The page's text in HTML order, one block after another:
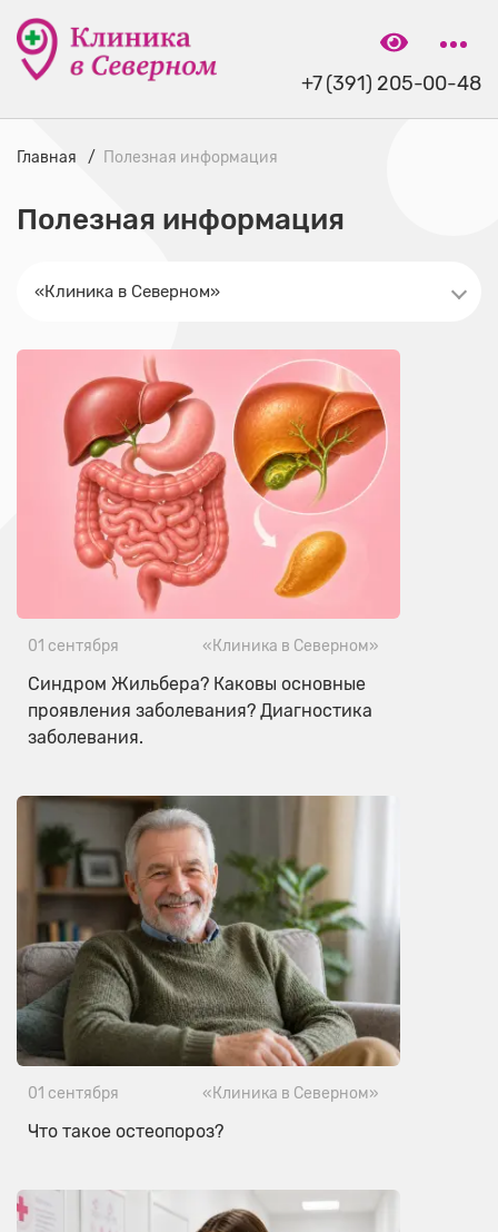
+7 (391) 205-00-48
Главная Полезная информация
Полезная информация
01 сентября «Клиника в Северном»
Синдром Жильбера? Каковы основные
проявления заболевания? Диагностика
заболевания.
01 сентября «Клиника в Северном»
Что такое остеопороз?